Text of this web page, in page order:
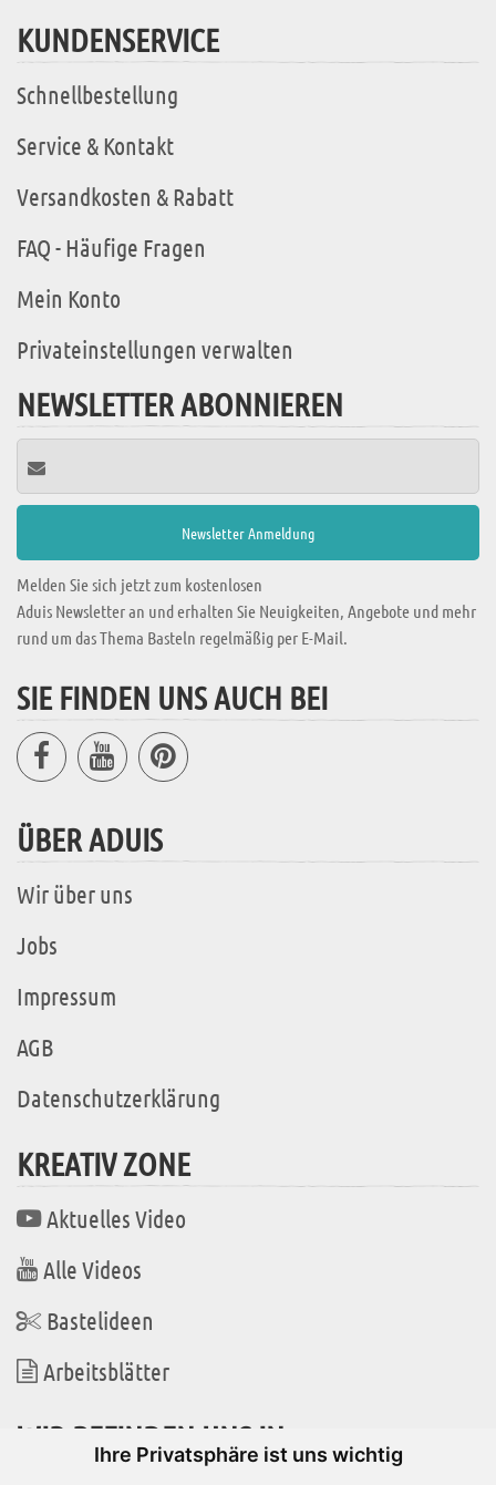
Ihre Privatsphäre ist uns wichtig
KUNDENSERVICE
Schnellbestellung
Service & Kontakt
Versandkosten & Rabatt
FAQ - Häufige Fragen
Mein Konto
Privateinstellungen verwalten
NEWSLETTER ABONNIEREN
Melden Sie sich jetzt zum kostenlosen
Aduis Newsletter an und erhalten Sie Neuigkeiten, Angebote und mehr
rund um das Thema Basteln regelmäßig per E-Mail.
SIE FINDEN UNS AUCH BEI
ÜBER ADUIS
Wir über uns
Jobs
Impressum
AGB
Datenschutzerklärung
KREATIV ZONE
Aktuelles Video
Alle Videos
Bastelideen
Arbeitsblätter
WIR BEFINDEN UNS IN